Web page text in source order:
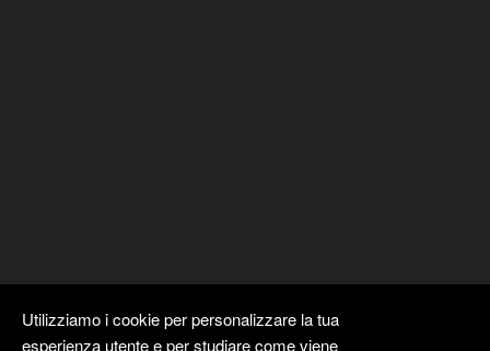
Utilizziamo i cookie per personalizzare la tua
esperienza utente e per studiare come viene